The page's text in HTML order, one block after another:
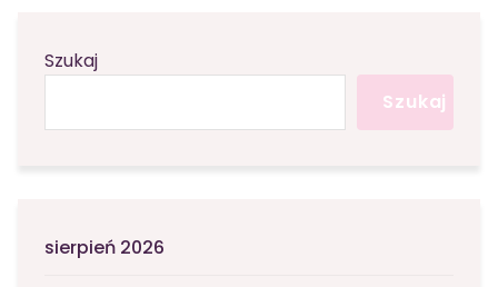
Szukaj
Szukaj
sierpień 2026